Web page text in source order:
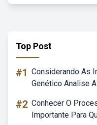
Top Post
#1 Considerando As
Genético Analise
#2 Conhecer O
Importante Para